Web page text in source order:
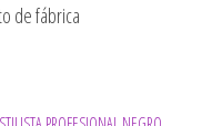
de fábrica